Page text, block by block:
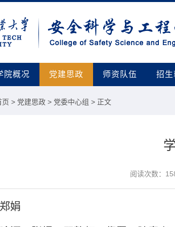
院概况 党建思政 师资队伍 招生
页 > 党建思政 > 党委中心组 > 正文
阅读次数：
娟